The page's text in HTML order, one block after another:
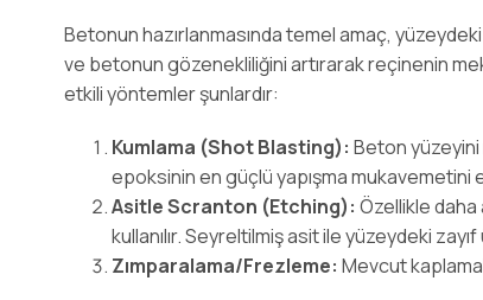
Betonun hazırlanmasında temel amaç,
ve betonun gözenekliliğini artırarak reçinenin
etkili yöntemler şunlardır:
Kumlama (Shot Blasting): Beton yüzeyini
epoksinin en güçlü yapışma
Asitle Scranton (Etching): Özellikle
kullanılır. Seyreltilmiş asit ile yüzeydeki
Zımparalama/Frezleme: Mevcut